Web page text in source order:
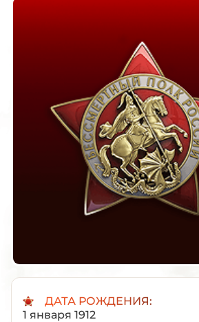
ДАТА РОЖДЕНИЯ:
1 января 1912